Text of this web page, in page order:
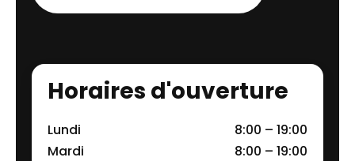
Horaires d'ouverture
Lundi
8:00 – 19:00
Mardi
8:00 – 19:00